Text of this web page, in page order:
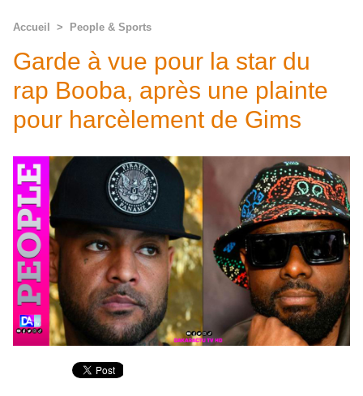
Accueil > People & Sports
Garde à vue pour la star du
rap Booba, après une plainte
pour harcèlement de Gims